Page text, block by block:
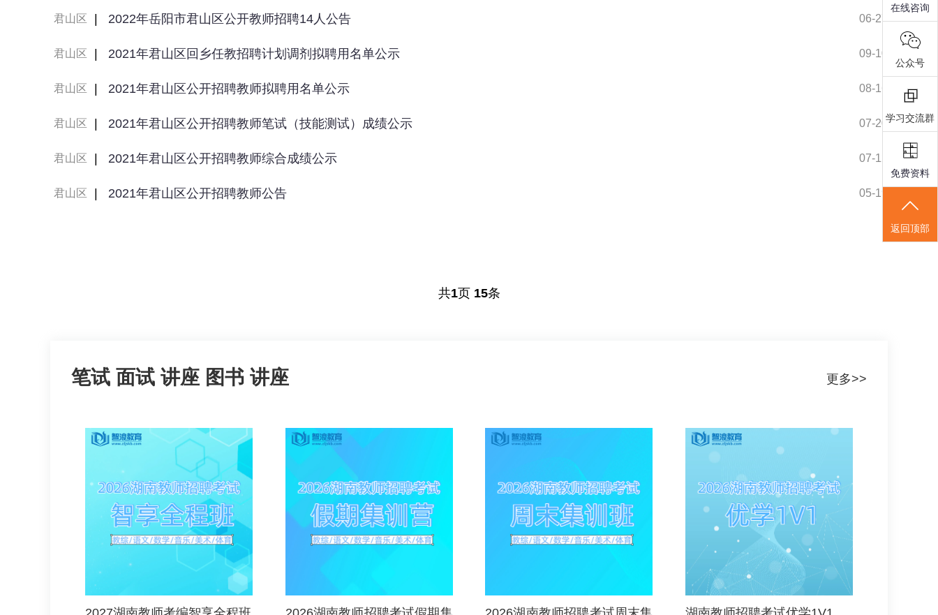
06-27
君山区 2022年岳阳市君山区公开教师招聘14人公告
09-10
君山区 2021年君山区回乡任教招聘计划调剂拟聘用名单公示
08-16
君山区 2021年君山区公开招聘教师拟聘用名单公示
07-20
君山区 2021年君山区公开招聘教师笔试（技能测试）成绩公示
07-12
君山区 2021年君山区公开招聘教师综合成绩公示
05-19
君山区 2021年君山区公开招聘教师公告
共1页 15条
笔试 面试 讲座 图书 讲座 更多>>
在线咨询
公众号
学习交流群
免费资料
返回顶部